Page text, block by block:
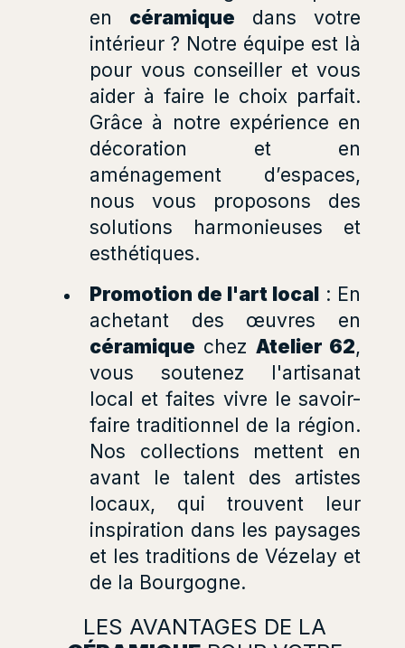
en céramique dans votre
intérieur ? Notre équipe est là
pour vous conseiller et vous
aider à faire le choix parfait.
Grâce à notre expérience en
décoration et en
aménagement d’espaces,
nous vous proposons des
solutions harmonieuses et
esthétiques.
Promotion de l'art local : En
achetant des œuvres en
céramique chez Atelier 62,
vous soutenez l'artisanat
local et faites vivre le savoir-
faire traditionnel de la région.
Nos collections mettent en
avant le talent des artistes
locaux, qui trouvent leur
inspiration dans les paysages
et les traditions de Vézelay et
de la Bourgogne.
LES AVANTAGES DE LA